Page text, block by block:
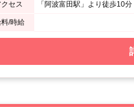
クセス 「阿波富田駅」より徒歩10分
/時給